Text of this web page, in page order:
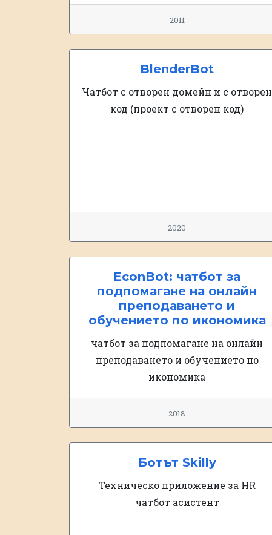
2011
BlenderBot
Чатбот с отворен домейн и с отворен
код (проект с отворен код)
2020
EconBot: чатбот за
подпомагане на онлайн
преподаването и
обучението по икономика
чатбот за подпомагане на онлайн
преподаването и обучението по
икономика
2018
Ботът Skilly
Техническо приложение за HR
чатбот асистент